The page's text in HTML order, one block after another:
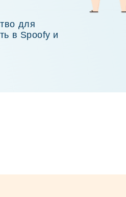
для
в Spoofy и